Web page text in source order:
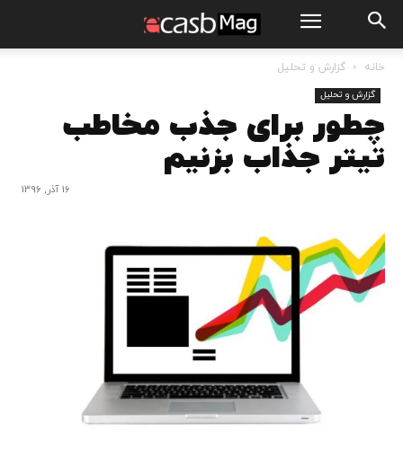
خانه گزارش و تحلیل
گزارش و تحلیل
چطور برای جذب مخاطب
تیتر جذاب بزنیم
16 آذر, 1396